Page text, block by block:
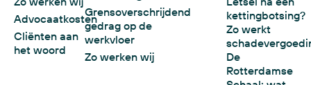
Advocaatkosten
Cliënten aan
het woord
Grensoverschrijdend
gedrag op de
werkvloer
Zo werken wij
kettingbotsing?
Zo werkt
De
Rotterdamse